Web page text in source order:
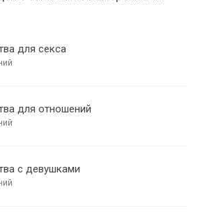
для секса
для отношений
с девушками